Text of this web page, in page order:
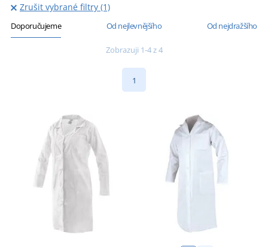
Zrušit vybrané filtry (1)
Doporučujeme Od nejlevnějšího Od nejdražšího
Zobrazuji 1-4 z 4
1